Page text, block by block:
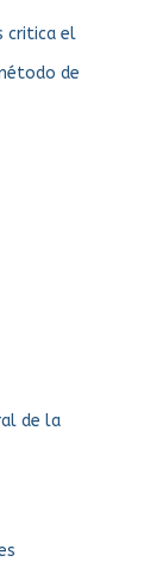
critica el
de
de la